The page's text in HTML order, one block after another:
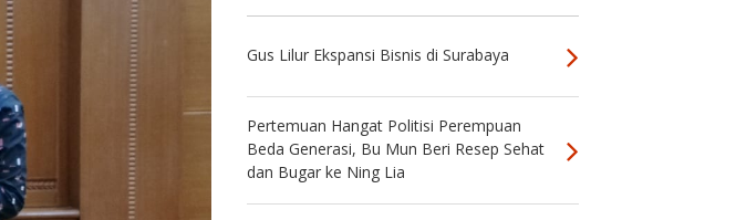
Gus Lilur Ekspansi Bisnis di Surabaya
Pertemuan Hangat Politisi Perempuan
Beda Generasi, Bu Mun Beri Resep Sehat
dan Bugar ke Ning Lia